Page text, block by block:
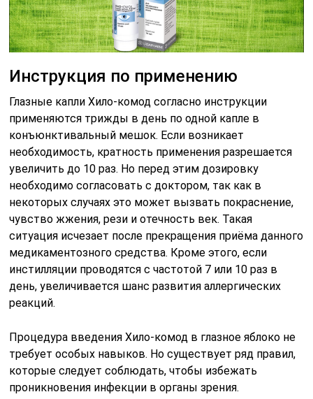
Инструкция по применению
Глазные капли Хило-комод согласно инструкции
применяются трижды в день по одной капле в
конъюнктивальный мешок. Если возникает
необходимость, кратность применения разрешается
увеличить до 10 раз. Но перед этим дозировку
необходимо согласовать с доктором, так как в
некоторых случаях это может вызвать покраснение,
чувство жжения, рези и отечность век. Такая
ситуация исчезает после прекращения приёма данного
медикаментозного средства. Кроме этого, если
инстилляции проводятся с частотой 7 или 10 раз в
день, увеличивается шанс развития аллергических
реакций.
Процедура введения Хило-комод в глазное яблоко не
требует особых навыков. Но существует ряд правил,
которые следует соблюдать, чтобы избежать
проникновения инфекции в органы зрения.